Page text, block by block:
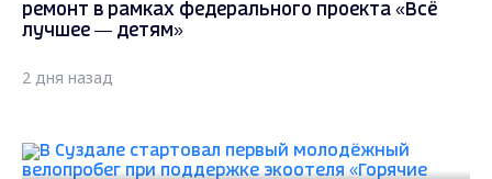
ремонт в рамках федерального проекта «Всё
лучшее — детям»
2 дня назад